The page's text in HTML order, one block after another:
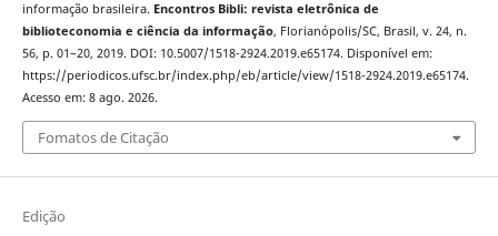
informação brasileira. Encontros Bibli: revista eletrônica de
biblioteconomia e ciência da informação, Florianópolis/SC, Brasil, v. 24, n.
56, p. 01–20, 2019. DOI: 10.5007/1518-2924.2019.e65174. Disponível em:
https://periodicos.ufsc.br/index.php/eb/article/view/1518-2924.2019.e65174.
Acesso em: 8 ago. 2026.
Fomatos de Citação
Edição